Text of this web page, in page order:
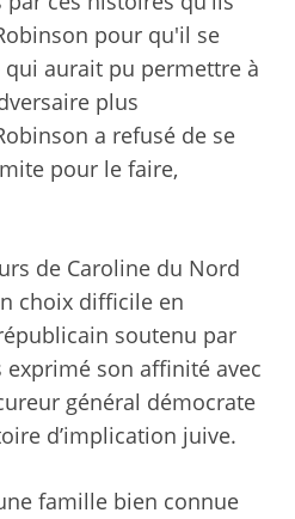
pour qu'il se
aurait pu permettre à
plus
a refusé de se
pour le faire,
de Caroline du Nord
choix difficile en
soutenu par
son affinité avec
général démocrate
d’implication juive.
famille bien connue